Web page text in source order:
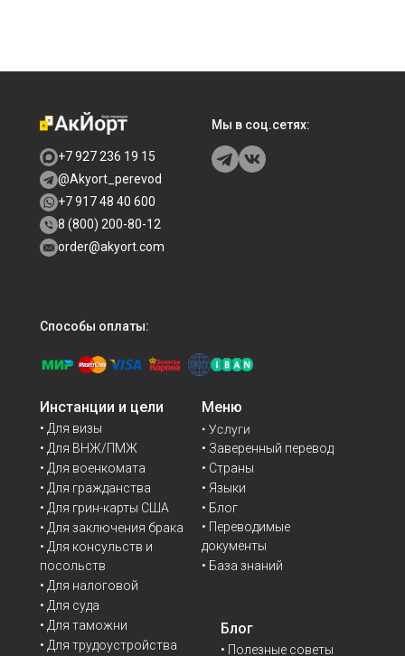
Блог
• Полезные советы
Инстанции и цели
• Для визы
• Для ВНЖ/ПМЖ
• Для военкомата
• Для гражданства
• Для грин-карты США
• Для заключения брака
• Для консульств и
посольств
• Для налоговой
• Для суда
• Для таможни
• Для трудоустройства
Меню
• Услуги
• Заверенный перевод
• Страны
• Языки
• Блог
• Переводимые
документы
• База знаний
Мы в соц.сетях:
+7 927 236 19 15
@Akyort_perevod
+7 917 48 40 600
8 (800) 200-80-12
order@akyort.com
Способы оплаты: